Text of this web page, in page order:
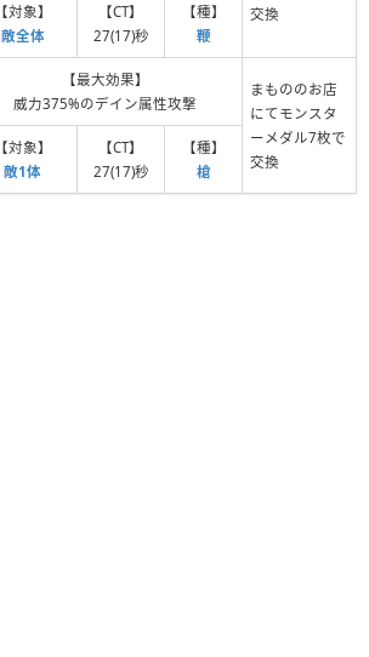
交換
【対象】
敵全体
【CT】
27(17)秒
【種】
鞭
【最大効果】
威力375%のデイン属性攻撃
まもののお店
にてモンスタ
ーメダル7枚で
交換
【対象】
敵1体
【CT】
27(17)秒
【種】
槍